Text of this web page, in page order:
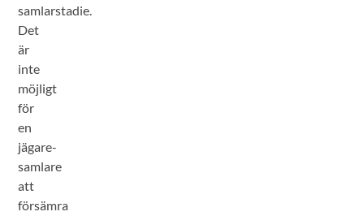
samlarstadie.
Det
är
inte
möjligt
för
en
jägare-
samlare
att
försämra